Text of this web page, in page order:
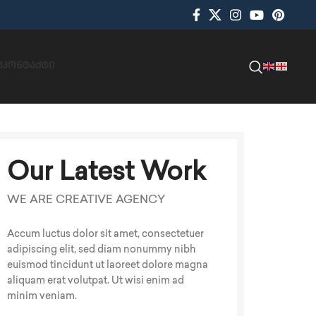
Our Latest Work
WE ARE CREATIVE AGENCY
Accum luctus dolor sit amet, consectetuer
adipiscing elit, sed diam nonummy nibh
euismod tincidunt ut laoreet dolore magna
aliquam erat volutpat. Ut wisi enim ad
minim veniam.